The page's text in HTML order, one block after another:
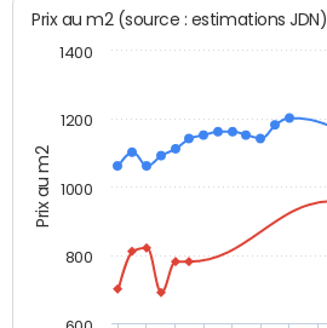
Prix au m2
Prix au m2 (source : estimations JDN)
800
1000
1200
1400